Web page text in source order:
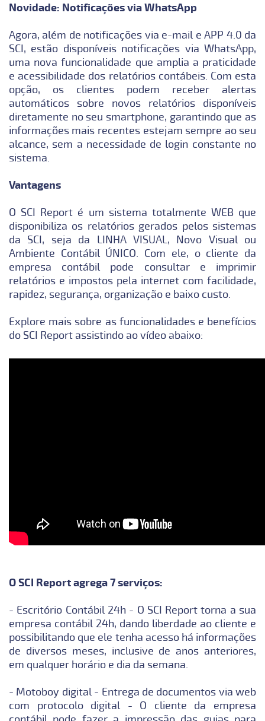
Novidade: Notificações via WhatsApp
Agora, além de notificações via e-mail e APP 4.0 da
SCI, estão disponíveis notificações via WhatsApp,
uma nova funcionalidade que amplia a praticidade
e acessibilidade dos relatórios contábeis. Com esta
opção, os clientes podem receber alertas
automáticos sobre novos relatórios disponíveis
diretamente no seu smartphone, garantindo que as
informações mais recentes estejam sempre ao seu
alcance, sem a necessidade de login constante no
sistema.
Vantagens
O SCI Report é um sistema totalmente WEB que
disponibiliza os relatórios gerados pelos sistemas
da SCI, seja da LINHA VISUAL, Novo Visual ou
Ambiente Contábil ÚNICO. Com ele, o cliente da
empresa contábil pode consultar e imprimir
relatórios e impostos pela internet com facilidade,
rapidez, segurança, organização e baixo custo.
Explore mais sobre as funcionalidades e benefícios
do SCI Report assistindo ao vídeo abaixo:
O SCI Report agrega 7 serviços:
- Escritório Contábil 24h - O SCI Report torna a sua
empresa contábil 24h, dando liberdade ao cliente e
possibilitando que ele tenha acesso há informações
de diversos meses, inclusive de anos anteriores,
em qualquer horário e dia da semana.
- Motoboy digital - Entrega de documentos via web
com protocolo digital - O cliente da empresa